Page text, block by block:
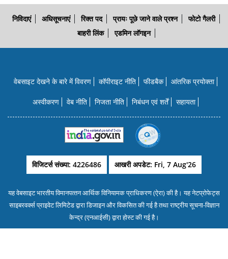
निविदाएं अधिसूचनाएं रिक्त पद प्रायः पूछे जाने वाले प्रश्न
फोटो गैलरी
बाहरी लिंक
एडमिन लॉगइन
वेबसाइट देखने के बारे में विवरण कॉपीराइट नीति फीडबैक आंतरिक प्रयोक्‍ता
अस्वीकरण वेब नीति निजता नीति निबंधन एवं शर्तें सहायता
विजिटर्स संख्या: 4226486 आखरी अपडेट: Fri, 7 Aug'26
यह वेबसाइट भारतीय विमानपत्‍तन आर्थिक विनियामक प्राधिकरण (ऐरा) की है। यह नेटप्रोफेट्स
साइबरवर्क्‍स प्राइवेट लिमिटेड द्वारा डिजाइन और विकसित की गई है तथा राष्‍ट्रीय सूचना-विज्ञान
केन्‍द्र (एनआईसी) द्वारा होस्‍ट की गई है।